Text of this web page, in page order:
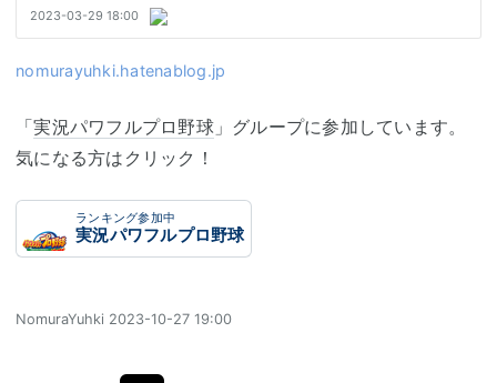
nomurayuhki.hatenablog.jp
「実況パワフルプロ野球」グループに参加しています。
気になる方はクリック！
ランキング参加中
実況パワフルプロ野球
NomuraYuhki 2023-10-27 19:00